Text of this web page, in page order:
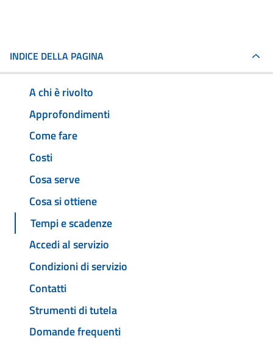
INDICE DELLA PAGINA
A chi è rivolto
Approfondimenti
Come fare
Costi
Cosa serve
Cosa si ottiene
Tempi e scadenze
Accedi al servizio
Condizioni di servizio
Contatti
Strumenti di tutela
Domande frequenti